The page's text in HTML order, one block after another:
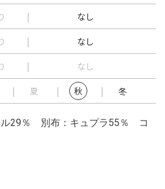
なし
なし
なし
夏 秋 冬
29％ 別布：キュプラ55％ コ